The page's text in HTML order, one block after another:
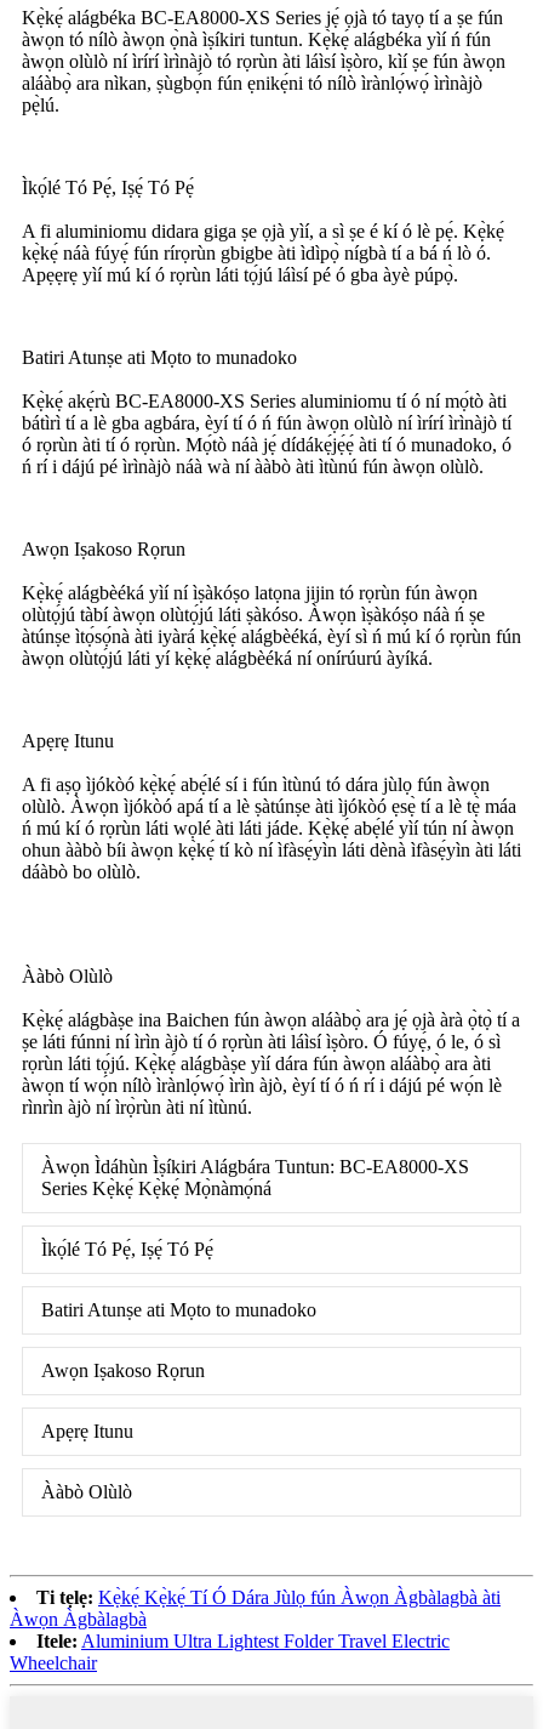
Kẹ̀kẹ́ alágbéka BC-EA8000-XS Series jẹ́ ọjà tó tayọ tí a ṣe fún
àwọn tó nílò àwọn ọ̀nà ìṣíkiri tuntun. Kẹ̀kẹ́ alágbéka yìí ń fún
àwọn olùlò ní ìrírí ìrìnàjò tó rọrùn àti láìsí ìṣòro, kìí ṣe fún àwọn
aláàbọ̀ ara nìkan, ṣùgbọ́n fún ẹnikẹ́ni tó nílò ìrànlọ́wọ́ ìrìnàjò
pẹ̀lú.
Ìkọ́lé Tó Pẹ́, Iṣẹ́ Tó Pẹ́
A fi aluminiomu didara giga ṣe ọjà yìí, a sì ṣe é kí ó lè pẹ́. Kẹ̀kẹ́
kẹ̀kẹ́ náà fúyẹ́ fún rírọrùn gbigbe àti ìdìpọ̀ nígbà tí a bá ń lò ó.
Apẹẹrẹ yìí mú kí ó rọrùn láti tọ́jú láìsí pé ó gba àyè púpọ̀.
Batiri Atunṣe ati Mọto to munadoko
Kẹ̀kẹ́ akẹ́rù BC-EA8000-XS Series aluminiomu tí ó ní mọ́tò àti
bátìrì tí a lè gba agbára, èyí tí ó ń fún àwọn olùlò ní ìrírí ìrìnàjò tí
ó rọrùn àti tí ó rọrùn. Mọ́tò náà jẹ́ dídákẹ́jẹ́ẹ́ àti tí ó munadoko, ó
ń rí i dájú pé ìrìnàjò náà wà ní ààbò àti ìtùnú fún àwọn olùlò.
Awọn Iṣakoso Rọrun
Kẹ̀kẹ́ alágbèéká yìí ní ìṣàkóṣo latọna jijin tó rọrùn fún àwọn
olùtọ́jú tàbí àwọn olùtọ́jú láti ṣàkóso. Àwọn ìṣàkóṣo náà ń ṣe
àtúnṣe ìtọ́sọ́nà àti iyàrá kẹ̀kẹ́ alágbèéká, èyí sì ń mú kí ó rọrùn fún
àwọn olùtọ́jú láti yí kẹ̀kẹ́ alágbèéká ní onírúurú àyíká.
Apẹrẹ Itunu
A fi aṣọ ìjókòó kẹ̀kẹ́ abẹ́lé sí i fún ìtùnú tó dára jùlọ fún àwọn
olùlò. Àwọn ìjókòó apá tí a lè ṣàtúnṣe àti ìjókòó ẹsẹ̀ tí a lè tẹ̀ máa
ń mú kí ó rọrùn láti wọlé àti láti jáde. Kẹ̀kẹ́ abẹ́lé yìí tún ní àwọn
ohun ààbò bíi àwọn kẹ̀kẹ́ tí kò ní ìfàsẹ́yìn láti dènà ìfàsẹ́yìn àti láti
dáàbò bo olùlò.
Ààbò Olùlò
Kẹ̀kẹ́ alágbàṣe ina Baichen fún àwọn aláàbọ̀ ara jẹ́ ọjà àrà ọ̀tọ̀ tí a
ṣe láti fúnni ní ìrìn àjò tí ó rọrùn àti láìsí ìṣòro. Ó fúyẹ́, ó le, ó sì
rọrùn láti tọ́jú. Kẹ̀kẹ́ alágbàṣe yìí dára fún àwọn aláàbọ̀ ara àti
àwọn tí wọ́n nílò ìrànlọ́wọ́ ìrìn àjò, èyí tí ó ń rí i dájú pé wọ́n lè
rìnrìn àjò ní ìrọ̀rùn àti ní ìtùnú.
Àwọn Ìdáhùn Ìṣíkiri Alágbára Tuntun: BC-EA8000-XS
Series Kẹ̀kẹ́ Kẹ̀kẹ́ Mọ̀nàmọ́ná
Ìkọ́lé Tó Pẹ́, Iṣẹ́ Tó Pẹ́
Batiri Atunṣe ati Mọto to munadoko
Awọn Iṣakoso Rọrun
Apẹrẹ Itunu
Ààbò Olùlò
Ti tẹlẹ: Kẹ̀kẹ́ Kẹ̀kẹ́ Tí Ó Dára Jùlọ fún Àwọn Àgbàlagbà àti
Àwọn Àgbàlagbà
Itele: Aluminium Ultra Lightest Folder Travel Electric
Wheelchair